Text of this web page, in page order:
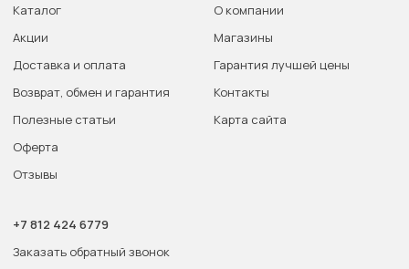
Каталог
Акции
Доставка и оплата
Возврат, обмен и гарантия
Полезные статьи
Оферта
Отзывы
О компании
Магазины
Гарантия лучшей цены
Контакты
Карта сайта
+7 812 424 6779
Заказать обратный звонок